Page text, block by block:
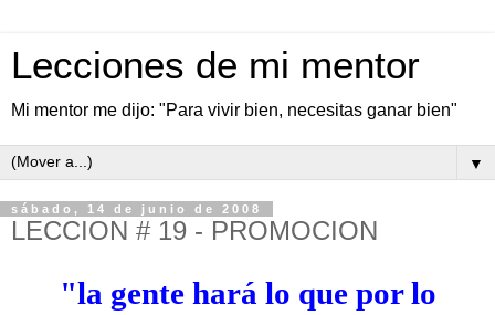
Lecciones de mi mentor
Mi mentor me dijo: "Para vivir bien, necesitas ganar bien"
▼
sábado, 14 de junio de 2008
LECCION # 19 - PROMOCION
"la gente hará lo que por lo